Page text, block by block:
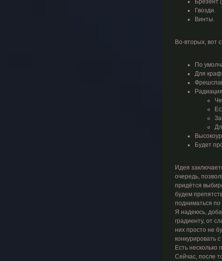
Брезент
Гвозди.
Винты.
Во-вторых, вот
По
Для
Будет
Идея
очередь,
придётся
будем
подниматься по
Я надеюсь,
градиенту, от
них просто не
конкурировать
Есть
Сейчас, после